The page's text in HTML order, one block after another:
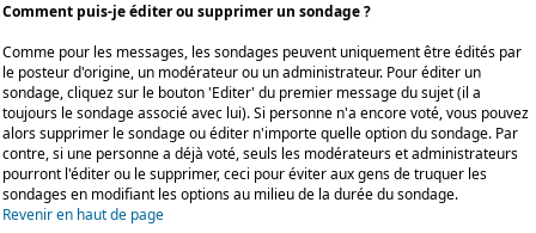
Comment puis-je éditer ou supprimer un sondage ?
Comme pour les messages, les sondages peuvent uniquement être édités par
le posteur d'origine, un modérateur ou un administrateur. Pour éditer un
sondage, cliquez sur le bouton 'Editer' du premier message du sujet (il a
toujours le sondage associé avec lui). Si personne n'a encore voté, vous pouvez
alors supprimer le sondage ou éditer n'importe quelle option du sondage. Par
contre, si une personne a déjà voté, seuls les modérateurs et administrateurs
pourront l'éditer ou le supprimer, ceci pour éviter aux gens de truquer les
sondages en modifiant les options au milieu de la durée du sondage.
Revenir en haut de page